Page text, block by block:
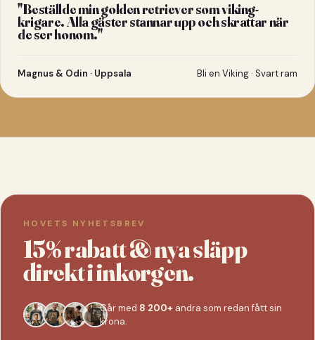
"Beställde min golden retriever som viking-
krigare. Alla gäster stannar upp och skrattar när
de ser honom."
Magnus & Odin · Uppsala Bli en Viking · Svart ram
HOVETS NYHETSBREV
15% rabatt & nya släpp
direkt i inkorgen.
Går med 8 200+ andra som redan fått sin
krona.